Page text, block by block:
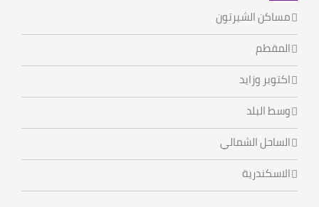
مساكن الشيرتون
المقطم
اكتوبر وزايد
وسط البلد
الساحل الشمالي
الاسكندرية